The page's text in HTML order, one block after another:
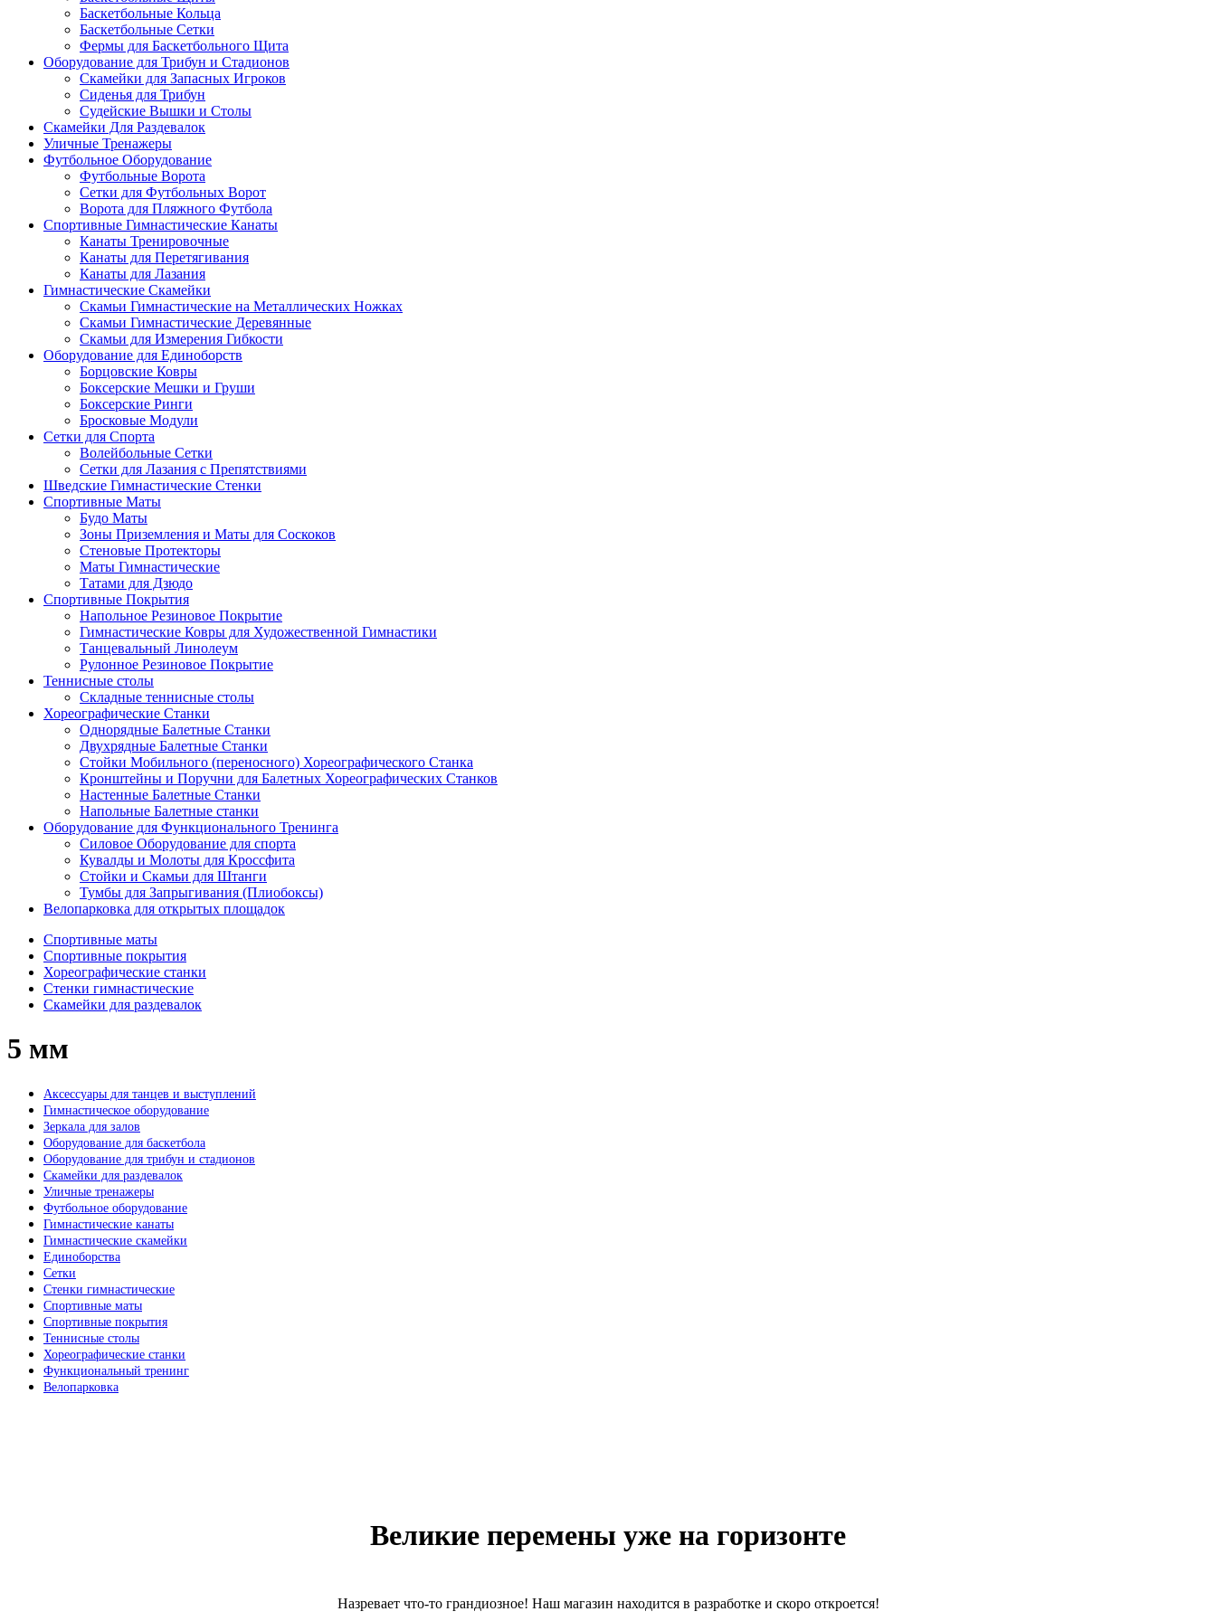
Баскетбольные Кольца
Баскетбольные Сетки
Фермы для Баскетбольного Щита
Оборудование для Трибун и Стадионов
Скамейки для Запасных Игроков
Сиденья для Трибун
Судейские Вышки и Столы
Скамейки Для Раздевалок
Уличные Тренажеры
Футбольное Оборудование
Футбольные Ворота
Сетки для Футбольных Ворот
Ворота для Пляжного Футбола
Спортивные Гимнастические Канаты
Канаты Тренировочные
Канаты для Перетягивания
Канаты для Лазания
Гимнастические Скамейки
Скамьи Гимнастические на Металлических Ножках
Скамьи Гимнастические Деревянные
Скамьи для Измерения Гибкости
Оборудование для Единоборств
Борцовские Ковры
Боксерские Мешки и Груши
Боксерские Ринги
Бросковые Модули
Сетки для Спорта
Волейбольные Сетки
Сетки для Лазания с Препятствиями
Шведские Гимнастические Стенки
Спортивные Маты
Будо Маты
Зоны Приземления и Маты для Соскоков
Стеновые Протекторы
Маты Гимнастические
Татами для Дзюдо
Спортивные Покрытия
Напольное Резиновое Покрытие
Гимнастические Ковры для Художественной Гимнастики
Танцевальный Линолеум
Рулонное Резиновое Покрытие
Теннисные столы
Складные теннисные столы
Хореографические Станки
Однорядные Балетные Станки
Двухрядные Балетные Станки
Стойки Мобильного (переносного) Хореографического Станка
Кронштейны и Поручни для Балетных Хореографических Станков
Настенные Балетные Станки
Напольные Балетные станки
Оборудование для Функционального Тренинга
Силовое Оборудование для спорта
Кувалды и Молоты для Кроссфита
Стойки и Скамьи для Штанги
Тумбы для Запрыгивания (Плиобоксы)
Велопарковка для открытых площадок
Спортивные маты
Спортивные покрытия
Хореографические станки
Стенки гимнастические
Скамейки для раздевалок
5 мм
Аксессуары для танцев и выступлений
Гимнастическое оборудование
Зеркала для залов
Оборудование для баскетбола
Оборудование для трибун и стадионов
Скамейки для раздевалок
Уличные тренажеры
Футбольное оборудование
Гимнастические канаты
Гимнастические скамейки
Единоборства
Сетки
Стенки гимнастические
Спортивные маты
Спортивные покрытия
Теннисные столы
Хореографические станки
Функциональный тренинг
Велопарковка
Великие перемены уже на горизонте
Назревает что-то грандиозное! Наш магазин находится в разработке и скоро откроется!